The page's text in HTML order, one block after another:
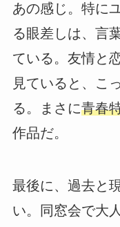
あの感じ。特に
る眼差しは、言
ている。友情と
見ていると、こ
る。まさに青春
作品だ。
最後に、過去と
い。同窓会で大